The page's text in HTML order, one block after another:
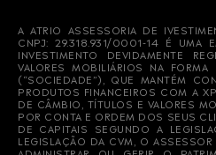
A ATRIO ASSESSORIA DE
CNPJ: 29.318.931/0001-14 É UMA
INVESTIMENTO DEVIDAMENTE
VALORES MOBILIÁRIOS NA
(“SOCIEDADE”), QUE MANTÉM
PRODUTOS FINANCEIROS COM A
DE CÂMBIO, TÍTULOS E VALORES
POR CONTA E ORDEM DOS SEUS
DE CAPITAIS SEGUNDO A
LEGISLAÇÃO DA CVM, O